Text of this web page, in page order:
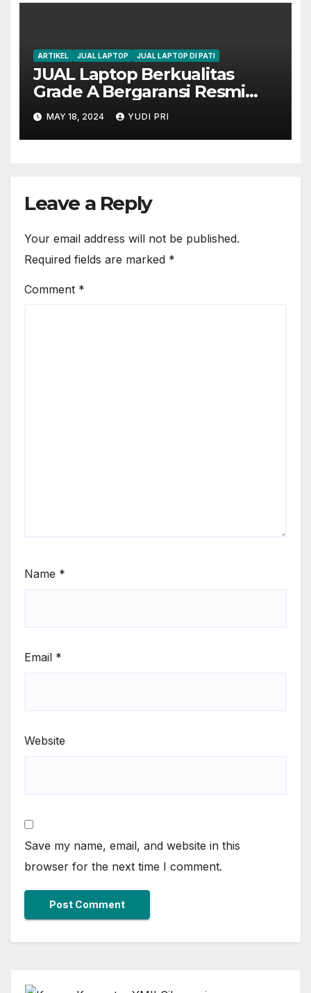
ARTIKEL JUAL LAPTOP JUAL LAPTOP DI PATI
JUAL Laptop Berkualitas
Grade A Bergaransi Resmi
99.9% DI PATI JAWA TENGAH
MAY 18, 2024 YUDI PRI
Leave a Reply
Your email address will not be published.
Required fields are marked *
Comment *
Name *
Email *
Website
Save my name, email, and website in this
browser for the next time I comment.